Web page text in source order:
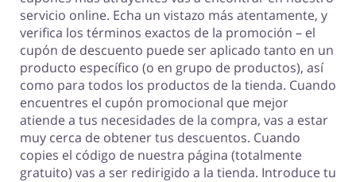
servicio online. Echa un vistazo más atentamente, y
verifica los términos exactos de la promoción – el
cupón de descuento puede ser aplicado tanto en un
producto específico (o en grupo de productos), así
como para todos los productos de la tienda. Cuando
encuentres el cupón promocional que mejor
atiende a tus necesidades de la compra, vas a estar
muy cerca de obtener tus descuentos. Cuando
copies el código de nuestra página (totalmente
gratuito) vas a ser redirigido a la tienda. Introduce tu